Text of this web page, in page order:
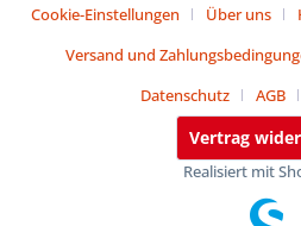
Cookie-Einstellungen Über uns
Versand und
Datenschutz
AGB
Vertrag
Realisiert mit